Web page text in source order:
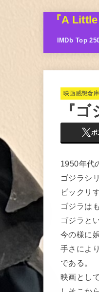
『A
IMDb Top
映画感想倉
『
ポ
1950年代
ゴジラシ
ビックリ
ゴジラは
ゴジラと
今の様に
手さによ
である。
映画とし